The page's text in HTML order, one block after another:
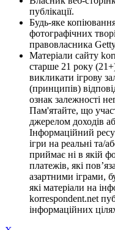
публікації.
Будь-яке
фотографічних
правовласника
Матеріали сайту
старше 21 року
викликати ігрову
(принципів)
ознак залежності
Пам'ятайте, що
джерелом доходів
Інформаційний
ігри на реальні та/
приймає ні в якій
платежів, які
азартними іграми,
які матеріали на
korrespondent.net
інформаційних